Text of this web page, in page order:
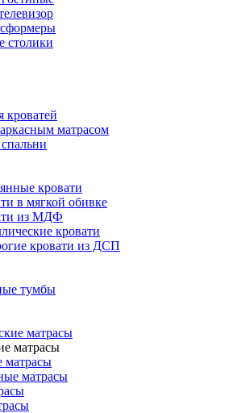
столики
кроватей
матрасом
кровати
в мягкой обивке
из МДФ
кровати
кровати из ДСП
тумбы
матрасы
матрасы
матрасы